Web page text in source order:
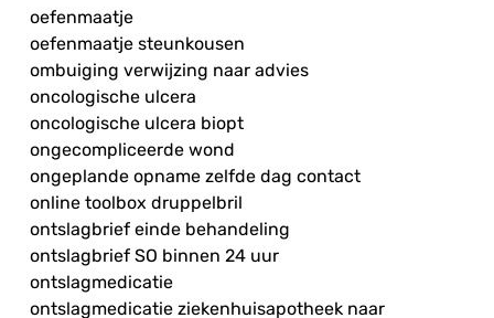
oefenmaatje
oefenmaatje steunkousen
ombuiging verwijzing naar advies
oncologische ulcera
oncologische ulcera biopt
ongecompliceerde wond
ongeplande opname zelfde dag contact
online toolbox druppelbril
ontslagbrief einde behandeling
ontslagbrief SO binnen 24 uur
ontslagmedicatie
ontslagmedicatie ziekenhuisapotheek naar